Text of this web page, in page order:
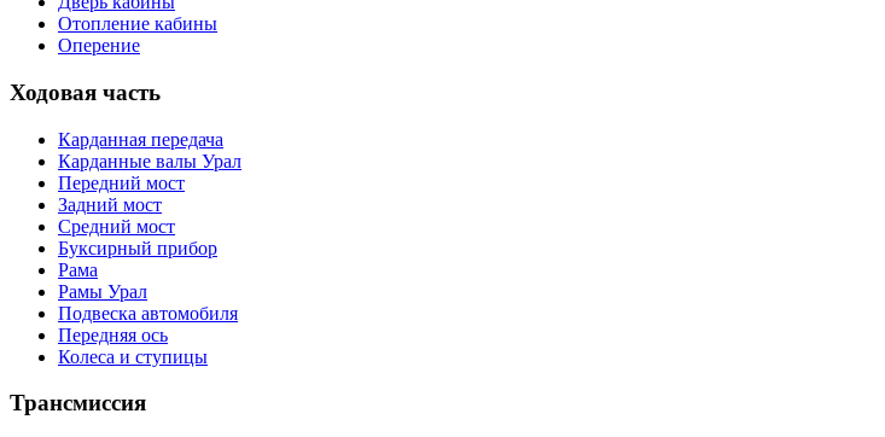
Отопление кабины
Оперение
Ходовая часть
Карданная передача
Карданные валы Урал
Передний мост
Задний мост
Средний мост
Буксирный прибор
Рама
Рамы Урал
Подвеска автомобиля
Передняя ось
Колеса и ступицы
Трансмиссия